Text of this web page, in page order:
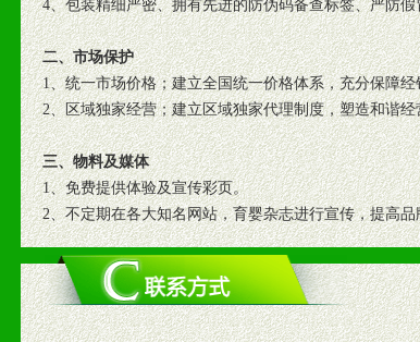
4、包装精细严密、拥有先进的防伪码备查标签、严防假
二、市场保护
1、统一市场价格；建立全国统一价格体系，充分保障经
2、区域独家经营；建立区域独家代理制度，塑造和谐
三、物料及媒体
1、免费提供体验及宣传彩页。
2、不定期在各大知名网站，育婴杂志进行宣传，提高
3、根据地方实际情况提供销售喷绘画、促销架等销售道
四、市场操作及支持
1、根据区域市场协助制定具体营销策略。